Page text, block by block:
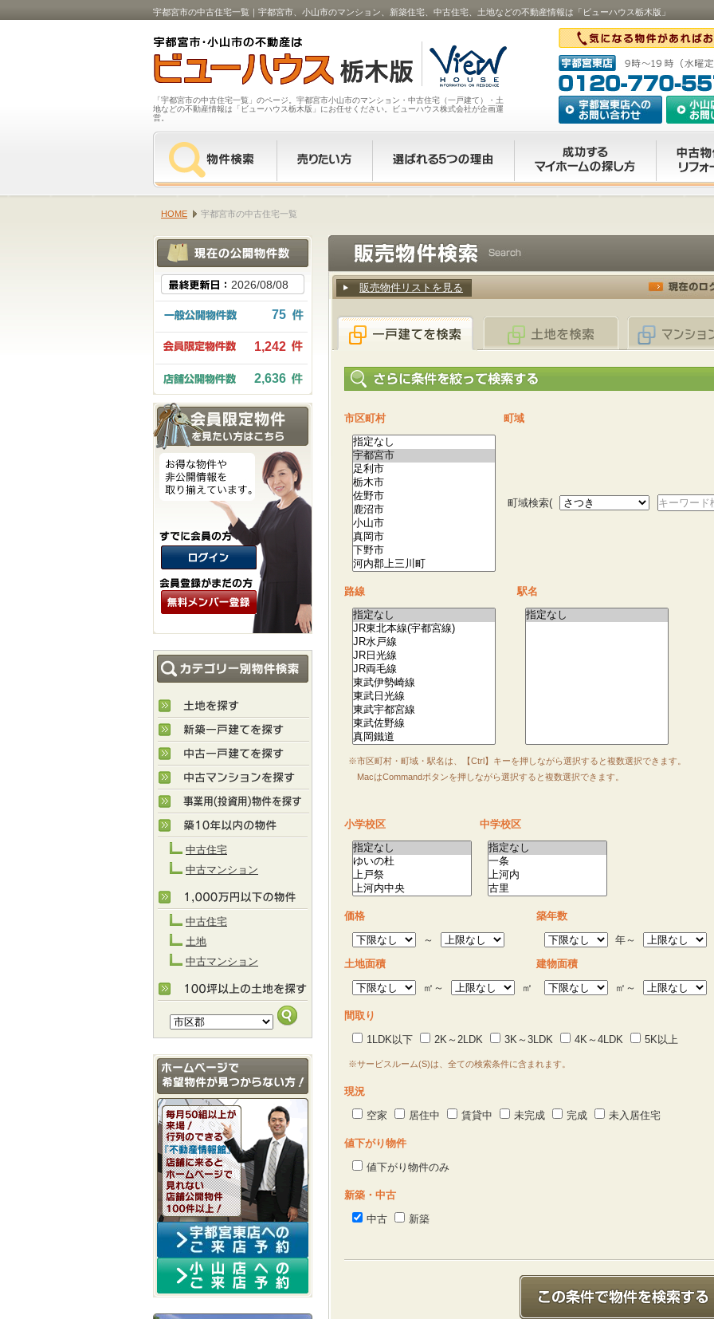
宇都宮市の中古住宅一覧｜宇都宮市、小山市のマンション、新築住宅、中古住宅、土地などの不動産情報は「ビューハウス栃木版」
「宇都宮市の中古住宅一覧」のページ。宇都宮市小山市のマンション・中古住宅（一戸建て）・土
地などの不動産情報は「ビューハウス栃木版」にお任せください。ビューハウス株式会社が企画運
営。
HOME 宇都宮市の中古住宅一覧
販売物件リストを見る
市区町村 町域
町域検索( キーワード
路線 駅名
※市区町村・町域・駅名は、【Ctrl】キーを押しながら選択すると複数選択できます。
MacはCommandボタンを押しながら選択すると複数選択できます。
小学校区 中学校区
価格
築年数
～
年～
土地面積
建物面積
㎡～
㎡ ㎡～
間取り
1LDK以下
2K～2LDK 3K～3LDK 4K～4LDK 5K以上
※サービスルーム(S)は、全ての検索条件に含まれます。
現況
空家
居住中 賃貸中 未完成 完成 未入居住宅
値下がり物件
値下がり物件のみ
新築・中古
中古
新築
2026/08/08
75
1,242
2,636
中古住宅
中古マンション
中古住宅
土地
中古マンション